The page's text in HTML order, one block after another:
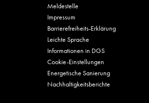
Meldestelle
Impressum
Barrierefreiheits-Erklärung
Leichte Sprache
Informationen in DGS
Cookie-Einstellungen
Energetische Sanierung
Nachhaltigkeitsberichte